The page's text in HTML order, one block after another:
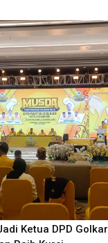
Ketua DPD Golkar